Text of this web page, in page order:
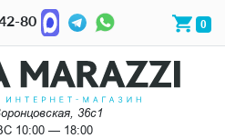
80 0
36с1
10:00 — 18:00